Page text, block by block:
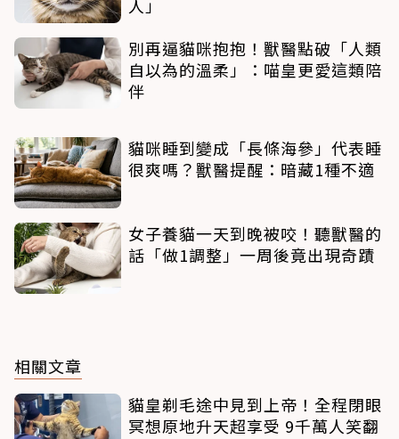
人」
別再逼貓咪抱抱！獸醫點破「人類
自以為的溫柔」：喵皇更愛這類陪
伴
貓咪睡到變成「長條海參」代表睡
很爽嗎？獸醫提醒：暗藏1種不適
女子養貓一天到晚被咬！聽獸醫的
話「做1調整」一周後竟出現奇蹟
相關文章
貓皇剃毛途中見到上帝！全程閉眼
冥想原地升天超享受 9千萬人笑翻